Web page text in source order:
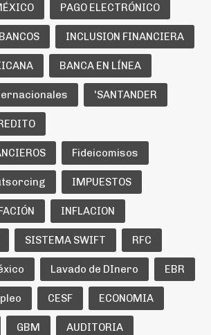
PAGO ELECTRÓNICO
INCLUSION FINANCIERA
BANCA EN LÍNEA
'SANTANDER
Fideicomisos
IMPUESTOS
INFLACION
SISTEMA SWIFT RFC
Lavado de DInero EBR
CESF ECONOMIA
GBM AUDITORIA